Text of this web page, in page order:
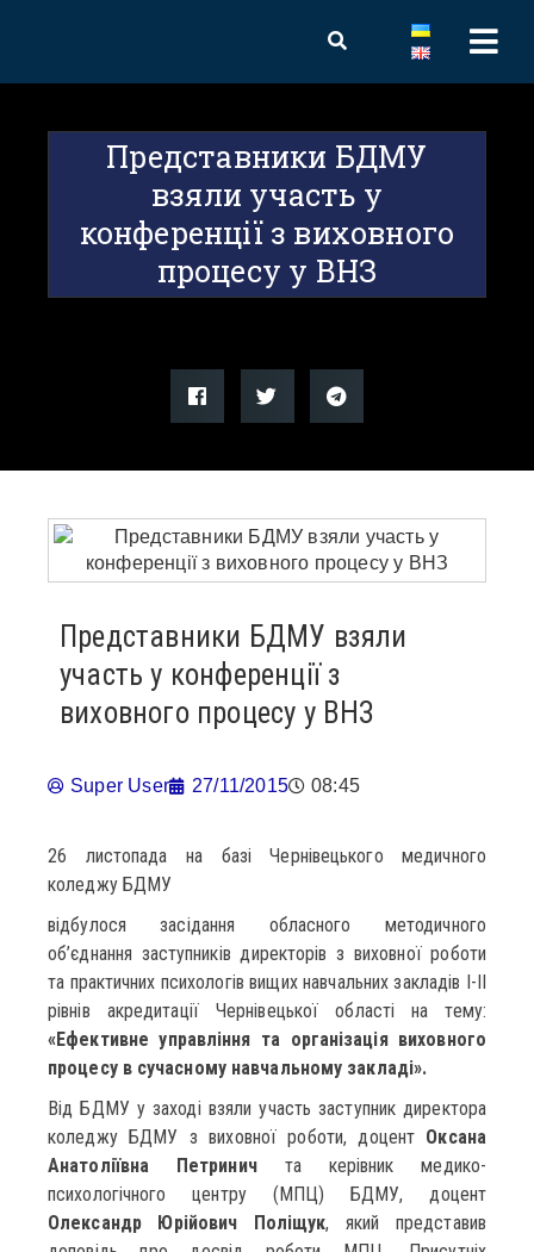
Представники БДМУ
взяли участь у
конференції з виховного
процесу у ВНЗ
Представники БДМУ взяли
участь у конференції з
виховного процесу у ВНЗ
Super User 27/11/2015 08:45
26 листопада на базі Чернівецького медичного
коледжу БДМУ
відбулося засідання обласного методичного
об’єднання заступників директорів з виховної роботи
та практичних психологів вищих навчальних закладів I-II
рівнів акредитації Чернівецької області на тему:
«Ефективне управління та організація виховного
процесу в сучасному навчальному закладі».
Від БДМУ у заході взяли участь заступник директора
коледжу БДМУ з виховної роботи, доцент Оксана
Анатоліївна Петриничта керівник медико-
психологічного центру (МПЦ) БДМУ, доцент
Олександр Юрійович Поліщук, який представив